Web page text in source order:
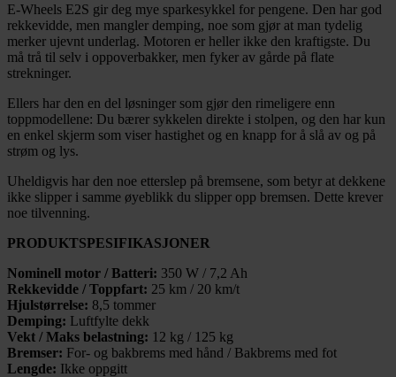
E-Wheels E2S gir deg mye sparkesykkel for pengene. Den har god
rekkevidde, men mangler demping, noe som gjør at man tydelig
merker ujevnt underlag. Motoren er heller ikke den kraftigste. Du
må trå til selv i oppoverbakker, men fyker av gårde på flate
strekninger.
Ellers har den en del løsninger som gjør den rimeligere enn
toppmodellene: Du bærer sykkelen direkte i stolpen, og den har kun
en enkel skjerm som viser hastighet og en knapp for å slå av og på
strøm og lys.
Uheldigvis har den noe etterslep på bremsene, som betyr at dekkene
ikke slipper i samme øyeblikk du slipper opp bremsen. Dette krever
noe tilvenning.
PRODUKTSPESIFIKASJONER
Nominell motor / Batteri: 350 W / 7,2 Ah
Rekkevidde / Toppfart: 25 km / 20 km/t
Hjulstørrelse: 8,5 tommer
Demping: Luftfylte dekk
Vekt / Maks belastning: 12 kg / 125 kg
Bremser: For- og bakbrems med hånd / Bakbrems med fot
Lengde: Ikke oppgitt